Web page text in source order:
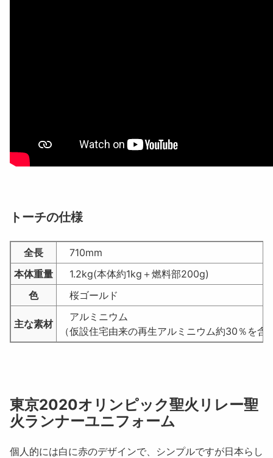
トーチの仕様
全長
710mm
本体重量
1.2kg(本体約1kg＋燃料部200g)
色
桜ゴールド
主な素材
アルミニウム
（仮設住宅由来の再生アルミニウム約30％を含
東京2020オリンピック聖火リレー聖
火ランナーユニフォーム
個人的には白に赤のデザインで、シンプルですが日本らし